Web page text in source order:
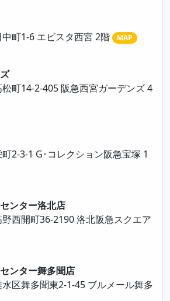
町1-6 エビスタ西宮 2階
MAP
町14-2-405 阪急西宮ガーデンズ 4
2-3-1 G･コレクション阪急宝塚 1
ンター洛北店
西開町36-2190 洛北阪急スクエア
ンター舞多聞店
区舞多聞東2-1-45 ブルメール舞多